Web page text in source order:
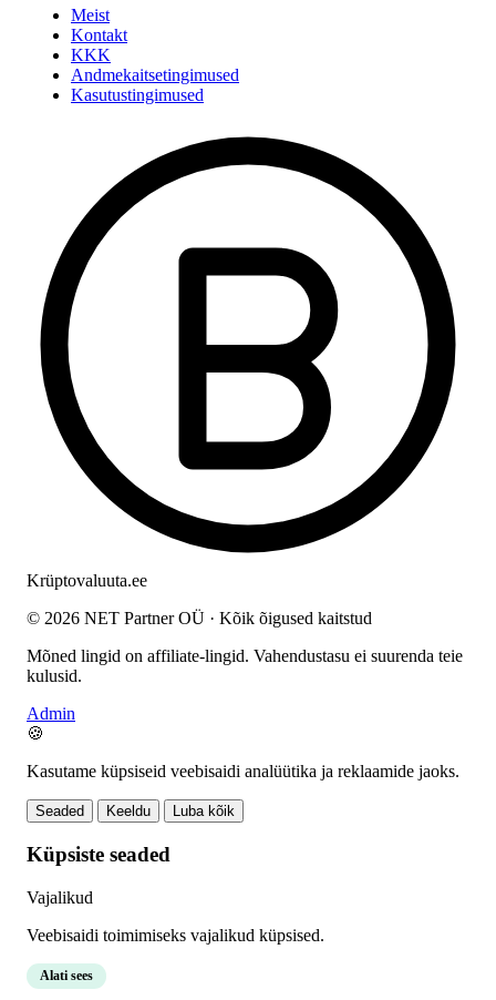
Meist
Kontakt
KKK
Andmekaitsetingimused
Kasutustingimused
Krüptovaluuta.ee
© 2026 NET Partner OÜ · Kõik õigused kaitstud
Mõned lingid on affiliate-lingid. Vahendustasu ei suurenda teie
kulusid.
Admin
🍪
Kasutame küpsiseid veebisaidi analüütika ja reklaamide jaoks.
Seaded Keeldu Luba kõik
Küpsiste seaded
Vajalikud
Veebisaidi toimimiseks vajalikud küpsised.
Alati sees